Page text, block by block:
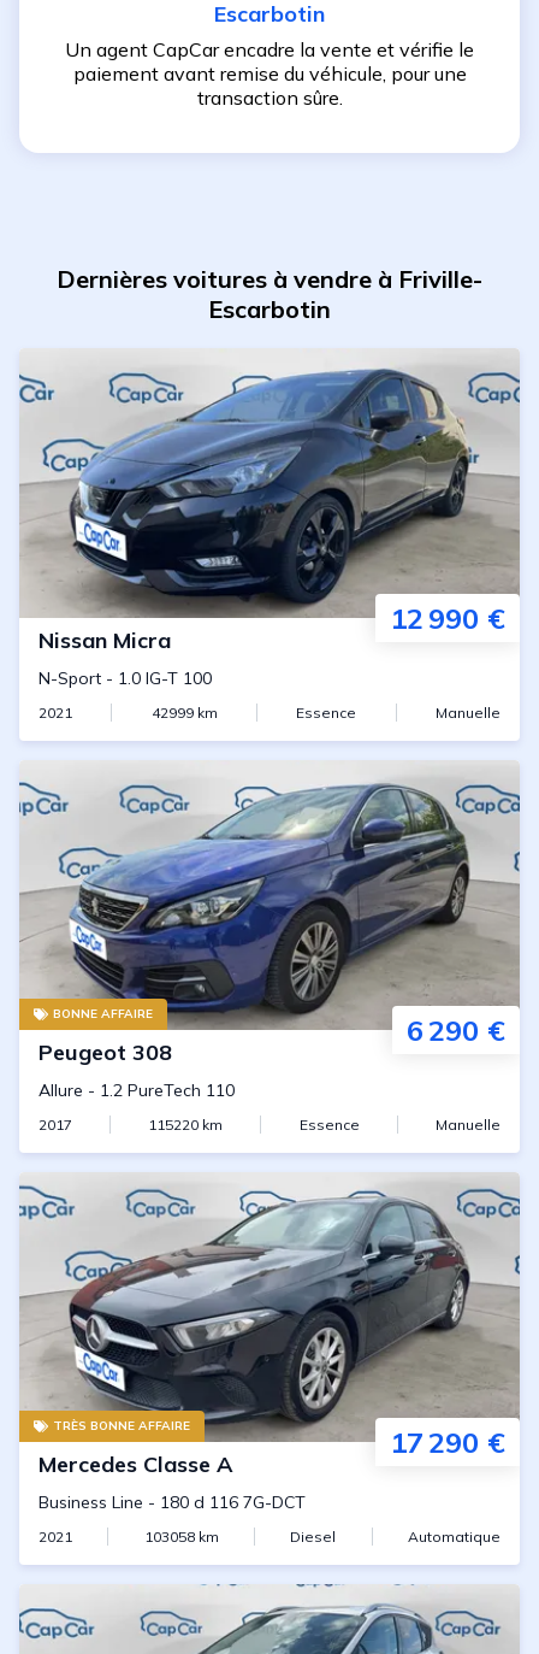
Escarbotin
Un agent CapCar encadre la vente et vérifie le
paiement avant remise du véhicule, pour une
transaction sûre.
Dernières voitures à vendre à Friville-
Escarbotin
12 990 €
Nissan Micra
N-Sport - 1.0 IG-T 100
2021 42999km Essence Manuelle
BONNE AFFAIRE 6 290 €
Peugeot 308
Allure - 1.2 PureTech 110
2017 115220 km Essence Manuelle
TRÈS BONNE AFFAIRE 17 290 €
Mercedes Classe A
Business Line - 180 d 116 7G-DCT
2021 103058km Diesel Automatique